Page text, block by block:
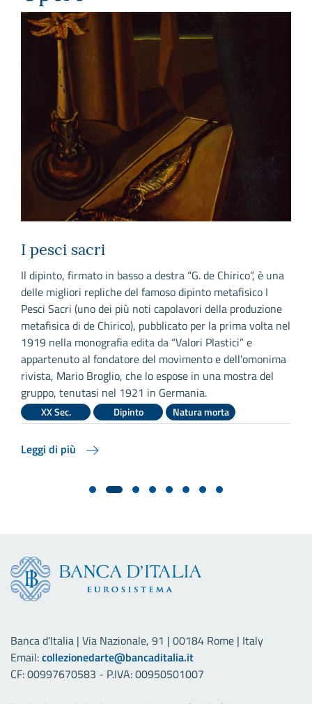
I pesci sacri
Il dipinto, firmato in basso a destra “G. de Chirico”, è una
delle migliori repliche del famoso dipinto metafisico I
Pesci Sacri (uno dei più noti capolavori della produzione
metafisica di de Chirico), pubblicato per la prima volta nel
1919 nella monografia edita da “Valori Plastici” e
appartenuto al fondatore del movimento e dell'omonima
rivista, Mario Broglio, che lo espose in una mostra del
gruppo, tenutasi nel 1921 in Germania.
XX Sec. Dipinto Natura morta
Leggi di più
Banca d'Italia | Via Nazionale, 91 | 00184 Rome | Italy
Email:collezionedarte@bancaditalia.it
CF: 00997670583 - P.IVA: 00950501007